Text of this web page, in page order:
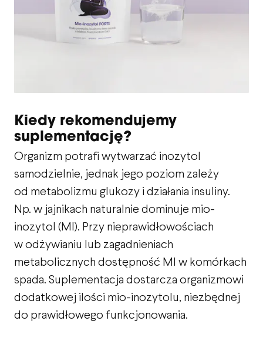
Kiedy rekomendujemy
suplementację?
Organizm potrafi wytwarzać inozytol
samodzielnie, jednak jego poziom zależy
od metabolizmu glukozy i działania insuliny.
Np. w jajnikach naturalnie dominuje mio-
inozytol (MI). Przy nieprawidłowościach
w odżywianiu lub zagadnieniach
metabolicznych dostępność MI w komórkach
spada. Suplementacja dostarcza organizmowi
dodatkowej ilości mio-inozytolu, niezbędnej
do prawidłowego funkcjonowania.